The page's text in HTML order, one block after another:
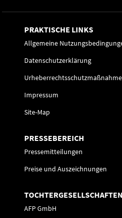
PRAKTISCHE LINKS
Allgemeine
Datenschutzerklärung
Impressum
Site-Map
PRESSEBEREICH
Pressemitteilungen
Preise und Auszeichnungen
TOCHTERGESELLSCHAFTEN
AFP GmbH